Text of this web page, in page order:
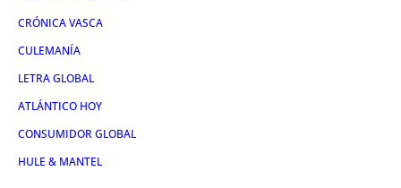
CRÓNICA VASCA
CULEMANÍA
LETRA GLOBAL
ATLÁNTICO HOY
CONSUMIDOR GLOBAL
HULE & MANTEL